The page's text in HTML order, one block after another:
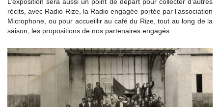
récits, avec Radio Rize, la Radio engagée portée par l’association
Microphone, ou pour accueillir au café du Rize, tout au long de la
saison, les propositions de nos partenaires engagés.